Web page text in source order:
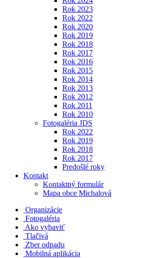
Rok 2023
Rok 2022
Rok 2020
Rok 2019
Rok 2018
Rok 2017
Rok 2016
Rok 2015
Rok 2014
Rok 2013
Rok 2012
Rok 2011
Rok 2010
Fotogaléria JDS
Rok 2022
Rok 2019
Rok 2018
Rok 2017
Predošlé roky
Kontakt
Kontaktný formulár
Mapa obce Michalová
Organizácie
Fotogaléria
Ako vybaviť
Tlačivá
Zber odpadu
Mobilná aplikácia